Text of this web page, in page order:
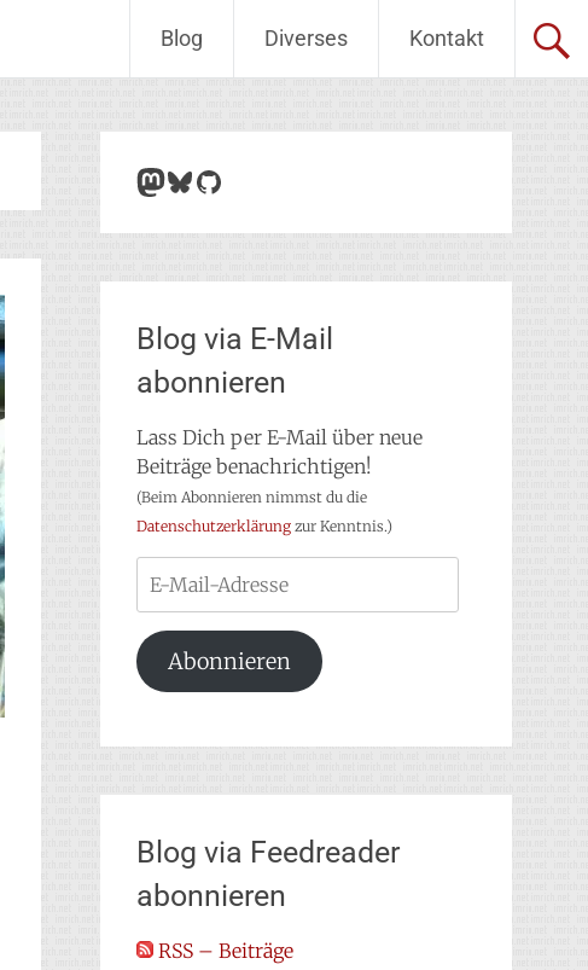
Blog Diverses Kontakt
Mastodon
Bluesky
GitHub
Blog via E-Mail
abonnieren
Lass Dich per E-Mail über neue
Beiträge benachrichtigen!
(Beim Abonnieren nimmst du die
Datenschutzerklärungzur Kenntnis.)
Mail-
Adresse
Abonnieren
Blog via Feedreader
abonnieren
RSS – Beiträge